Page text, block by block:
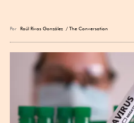
Por Raúl Rivas González / The Conversation